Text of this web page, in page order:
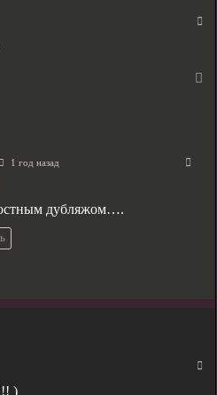
1 год назад
дубляжом….
)